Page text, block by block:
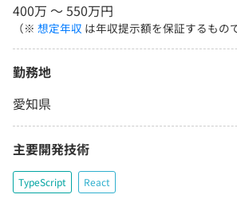
400万 〜 550万円
（※ 想定年収 は年収提示額を保証するもの
勤務地
愛知県
主要開発技術
TypeScript React